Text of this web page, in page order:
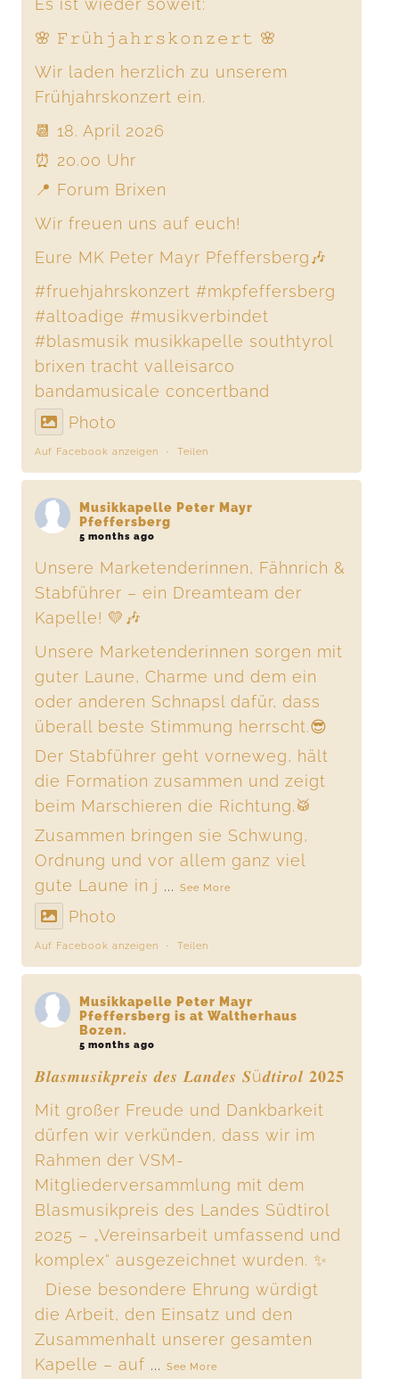
Es ist wieder soweit:
🌸 𝙵𝚛ü𝚑𝚓𝚊𝚑𝚛𝚜𝚔𝚘𝚗𝚣𝚎𝚛𝚝 🌸
Wir laden herzlich zu unserem
Frühjahrskonzert ein.
📆 18. April 2026
⏰ 20.00 Uhr
📍 Forum Brixen
Wir freuen uns auf euch!
Eure MK Peter Mayr Pfeffersberg🎶
#fruehjahrskonzert #mkpfeffersberg
#altoadige #musikverbindet
#blasmusik musikkapelle southtyrol
brixen tracht valleisarco
bandamusicale concertband
Photo
Auf Facebook anzeigen · Teilen
Musikkapelle Peter Mayr
Pfeffersberg
5 months ago
Unsere Marketenderinnen, Fähnrich &
Stabführer – ein Dreamteam der
Kapelle! 💛🎶
Unsere Marketenderinnen sorgen mit
guter Laune, Charme und dem ein
oder anderen Schnapsl dafür, dass
überall beste Stimmung herrscht.😎
Der Stabführer geht vorneweg, hält
die Formation zusammen und zeigt
beim Marschieren die Richtung.🥁
Zusammen bringen sie Schwung,
Ordnung und vor allem ganz viel
gute Laune in j ...See More
Photo
Auf Facebook anzeigen · Teilen
Musikkapelle Peter Mayr
Pfeffersberg is at Waltherhaus
Bozen.
5 months ago
𝑩𝒍𝒂𝒔𝒎𝒖𝒔𝒊𝒌𝒑𝒓𝒆𝒊𝒔 𝒅𝒆𝒔 𝑳𝒂𝒏𝒅𝒆𝒔 𝑺ü𝒅𝒕𝒊𝒓𝒐𝒍 𝟐𝟎𝟐𝟓
Mit großer Freude und Dankbarkeit
dürfen wir verkünden, dass wir im
Rahmen der VSM-
Mitgliederversammlung mit dem
Blasmusikpreis des Landes Südtirol
2025 – „Vereinsarbeit umfassend und
komplex“ ausgezeichnet wurden. ✨
Diese besondere Ehrung würdigt
die Arbeit, den Einsatz und den
Zusammenhalt unserer gesamten
Kapelle – auf ...See More